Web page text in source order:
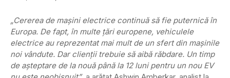
„Cererea de mașini electrice continuă să fie puternică în
Europa. De fapt, în multe țări europene, vehiculele
electrice au reprezentat mai mult de un sfert din mașinile
noi vândute. Dar clienții trebuie să aibă răbdare. Un timp
de așteptare de la nouă până la 12 luni pentru un nou EV